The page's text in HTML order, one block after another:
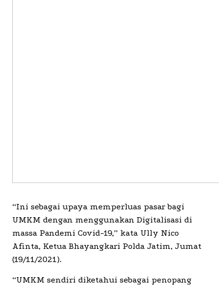
“Ini sebagai upaya memperluas pasar bagi
UMKM dengan menggunakan Digitalisasi di
massa Pandemi Covid-19,” kata Ully Nico
Afinta, Ketua Bhayangkari Polda Jatim, Jumat
(19/11/2021).
“UMKM sendiri diketahui sebagai penopang